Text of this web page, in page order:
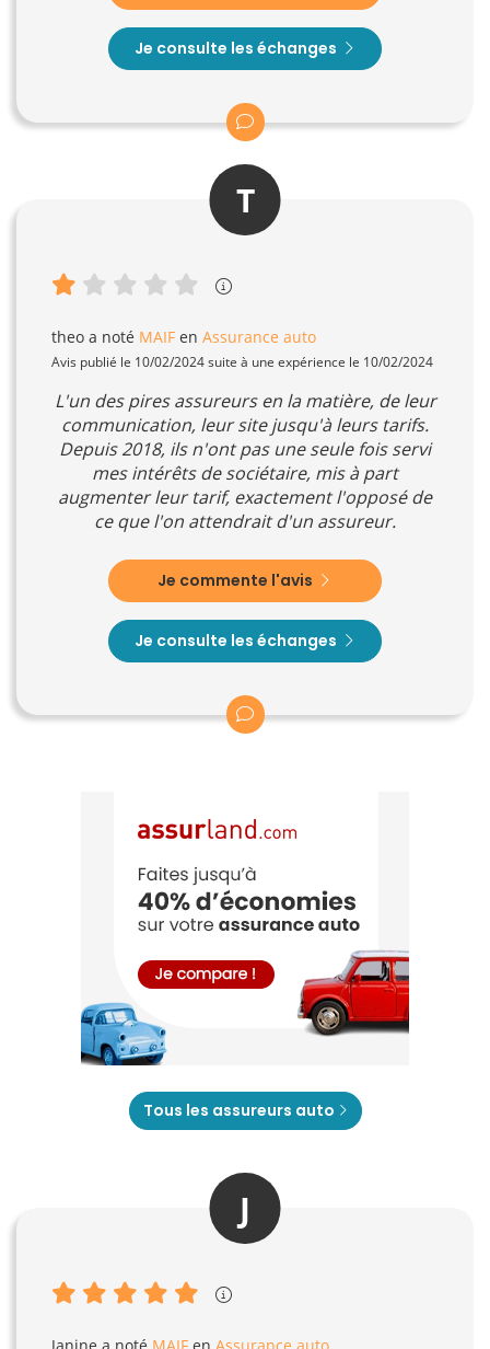
Je consulte les échanges
T
theo a noté MAIF en Assurance auto
Avis publié le 10/02/2024 suite à une expérience le 10/02/2024
L'un des pires assureurs en la matière, de leur
communication, leur site jusqu'à leurs tarifs.
Depuis 2018, ils n'ont pas une seule fois servi
mes intérêts de sociétaire, mis à part
augmenter leur tarif, exactement l'opposé de
ce que l'on attendrait d'un assureur.
Je commente l'avis
Je consulte les échanges
Tous les assureurs auto
J